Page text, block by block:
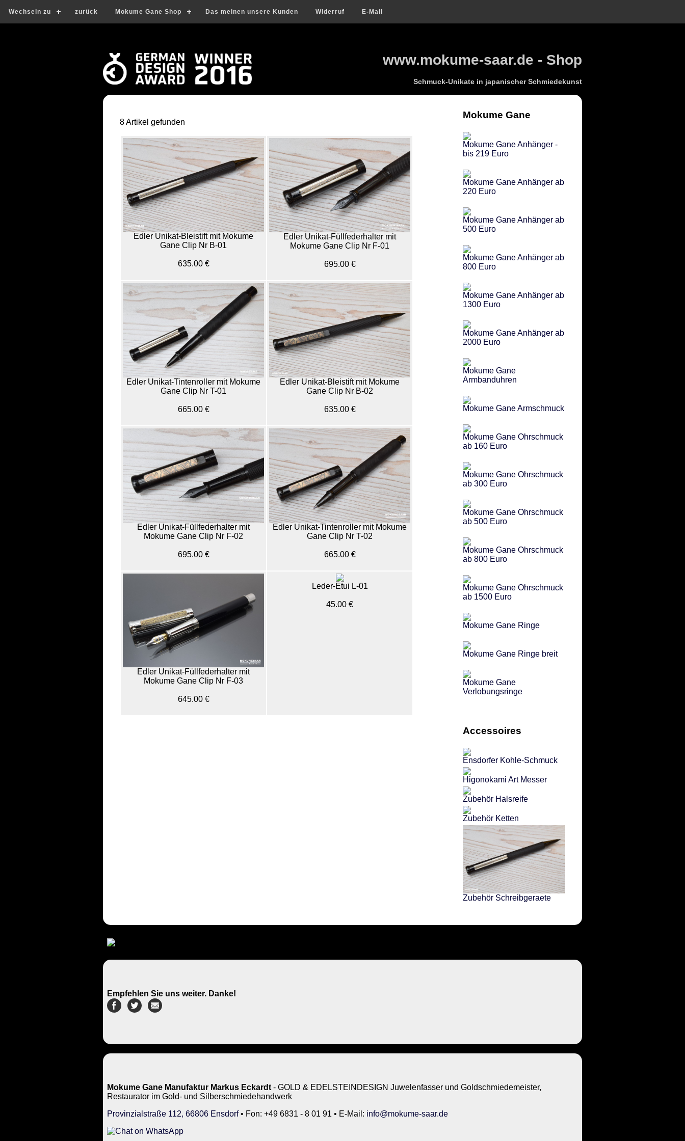
Wechseln zu zurück Mokume Gane Shop Das meinen unsere Kunden Widerruf E-Mail
www.mokume-saar.de - Shop
Schmuck-Unikate in japanischer Schmiedekunst
8 Artikel gefunden
Edler Unikat-Bleistift mit Mokume
Gane Clip Nr B-01
635.00 €
Edler Unikat-Füllfederhalter mit
Mokume Gane Clip Nr F-01
695.00 €
Edler Unikat-Tintenroller mit Mokume
Gane Clip Nr T-01
665.00 €
Edler Unikat-Bleistift mit Mokume
Gane Clip Nr B-02
635.00 €
Edler Unikat-Füllfederhalter mit
Mokume Gane Clip Nr F-02
695.00 €
Edler Unikat-Tintenroller mit Mokume
Gane Clip Nr T-02
665.00 €
Edler Unikat-Füllfederhalter mit
Mokume Gane Clip Nr F-03
645.00 €
Leder-Etui L-01
45.00 €
Mokume Gane
Mokume Gane Anhänger -
bis 219 Euro
Mokume Gane Anhänger ab
220 Euro
Mokume Gane Anhänger ab
500 Euro
Mokume Gane Anhänger ab
800 Euro
Mokume Gane Anhänger ab
1300 Euro
Mokume Gane Anhänger ab
2000 Euro
Mokume Gane
Armbanduhren
Mokume Gane Armschmuck
Mokume Gane Ohrschmuck
ab 160 Euro
Mokume Gane Ohrschmuck
ab 300 Euro
Mokume Gane Ohrschmuck
ab 500 Euro
Mokume Gane Ohrschmuck
ab 800 Euro
Mokume Gane Ohrschmuck
ab 1500 Euro
Mokume Gane Ringe
Mokume Gane Ringe breit
Mokume Gane
Verlobungsringe
Accessoires
Ensdorfer Kohle-Schmuck
Higonokami Art Messer
Zubehör Halsreife
Zubehör Ketten
Zubehör Schreibgeraete
Empfehlen Sie uns weiter. Danke!
Mokume Gane Manufaktur Markus Eckardt - GOLD & EDELSTEINDESIGN Juwelenfasser und Goldschmiedemeister,
Restaurator im Gold- und Silberschmiedehandwerk
Provinzialstraße 112, 66806 Ensdorf• Fon: +49 6831 - 8 01 91 • E-Mail: info@mokume-saar.de